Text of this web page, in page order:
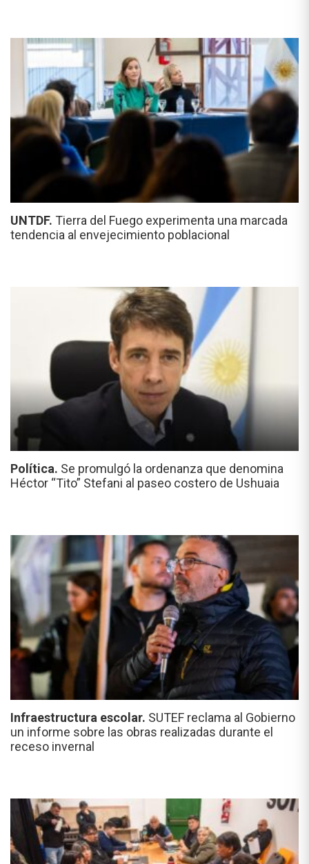
UNTDF. Tierra del Fuego experimenta una marcada
tendencia al envejecimiento poblacional
Política. Se promulgó la ordenanza que denomina
Héctor “Tito” Stefani al paseo costero de Ushuaia
Infraestructura escolar. SUTEF reclama al Gobierno
un informe sobre las obras realizadas durante el
receso invernal